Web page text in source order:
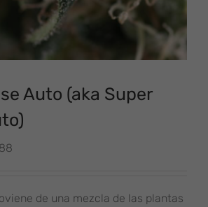
Auto (aka Super
desdede una mezcla de las plantas